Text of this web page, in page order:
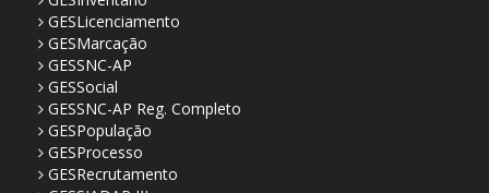
GESLicenciamento
GESMarcação
GESSNC-AP
GESSocial
GESSNC-AP Reg. Completo
GESPopulação
GESProcesso
GESRecrutamento